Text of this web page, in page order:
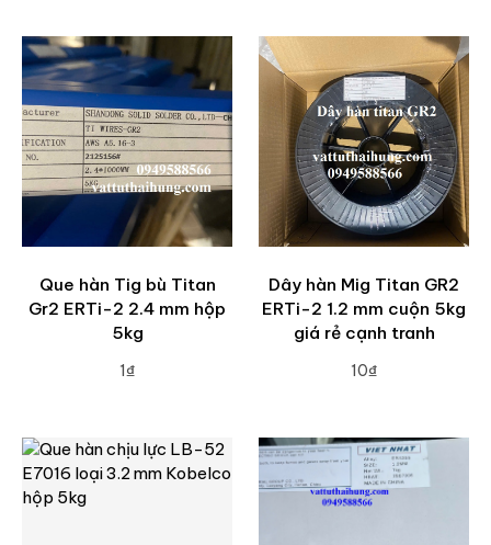
Que hàn Tig bù Titan
Gr2 ERTi-2 2.4 mm hộp
5kg
1₫
Dây hàn Mig Titan GR2
ERTi-2 1.2 mm cuộn 5kg
giá rẻ cạnh tranh
10₫